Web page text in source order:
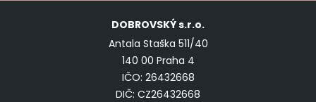
DOBROVSKÝs.r.o.
Antala Staška 511/40
140 00 Praha 4
IČO: 26432668
DIČ: CZ26432668